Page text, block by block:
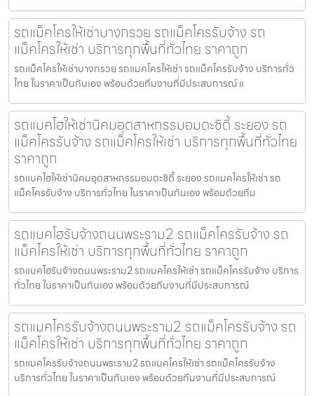
รถแม็คโครให้เช่าบางกรวย รถแม็คโครรับจ้าง รถ
แม็คโครให้เช่า บริการทุกพื้นที่ทั่วไทย ราคาถูก
รถแม็คโครให้เช่าบางกรวย รถแมคโครให้เช่า รถแม็คโครรับจ้าง บริการทั่ว
ไทย ในราคาเป็นกันเอง พร้อมด้วยทีมงานที่มีประสบการณ์ แ
รถแบคโฮให้เช่านิคมอุตสาหกรรมอมตะซิตี้ ระยอง รถ
แม็คโครรับจ้าง รถแม็คโครให้เช่า บริการทุกพื้นที่ทั่วไทย
ราคาถูก
รถแบคโฮให้เช่านิคมอุตสาหกรรมอมตะซิตี้ ระยอง รถแมคโครให้เช่า รถ
แม็คโครรับจ้าง บริการทั่วไทย ในราคาเป็นกันเอง พร้อมด้วยทีม
รถแบคโฮรับจ้างถนนพระราม2 รถแม็คโครรับจ้าง รถ
แม็คโครให้เช่า บริการทุกพื้นที่ทั่วไทย ราคาถูก
รถแบคโฮรับจ้างถนนพระราม2 รถแมคโครให้เช่า รถแม็คโครรับจ้าง บริการ
ทั่วไทย ในราคาเป็นกันเอง พร้อมด้วยทีมงานที่มีประสบการณ์
รถแมคโครรับจ้างถนนพระราม2 รถแม็คโครรับจ้าง รถ
แม็คโครให้เช่า บริการทุกพื้นที่ทั่วไทย ราคาถูก
รถแมคโครรับจ้างถนนพระราม2 รถแมคโครให้เช่า รถแม็คโครรับจ้าง
บริการทั่วไทย ในราคาเป็นกันเอง พร้อมด้วยทีมงานที่มีประสบการณ์